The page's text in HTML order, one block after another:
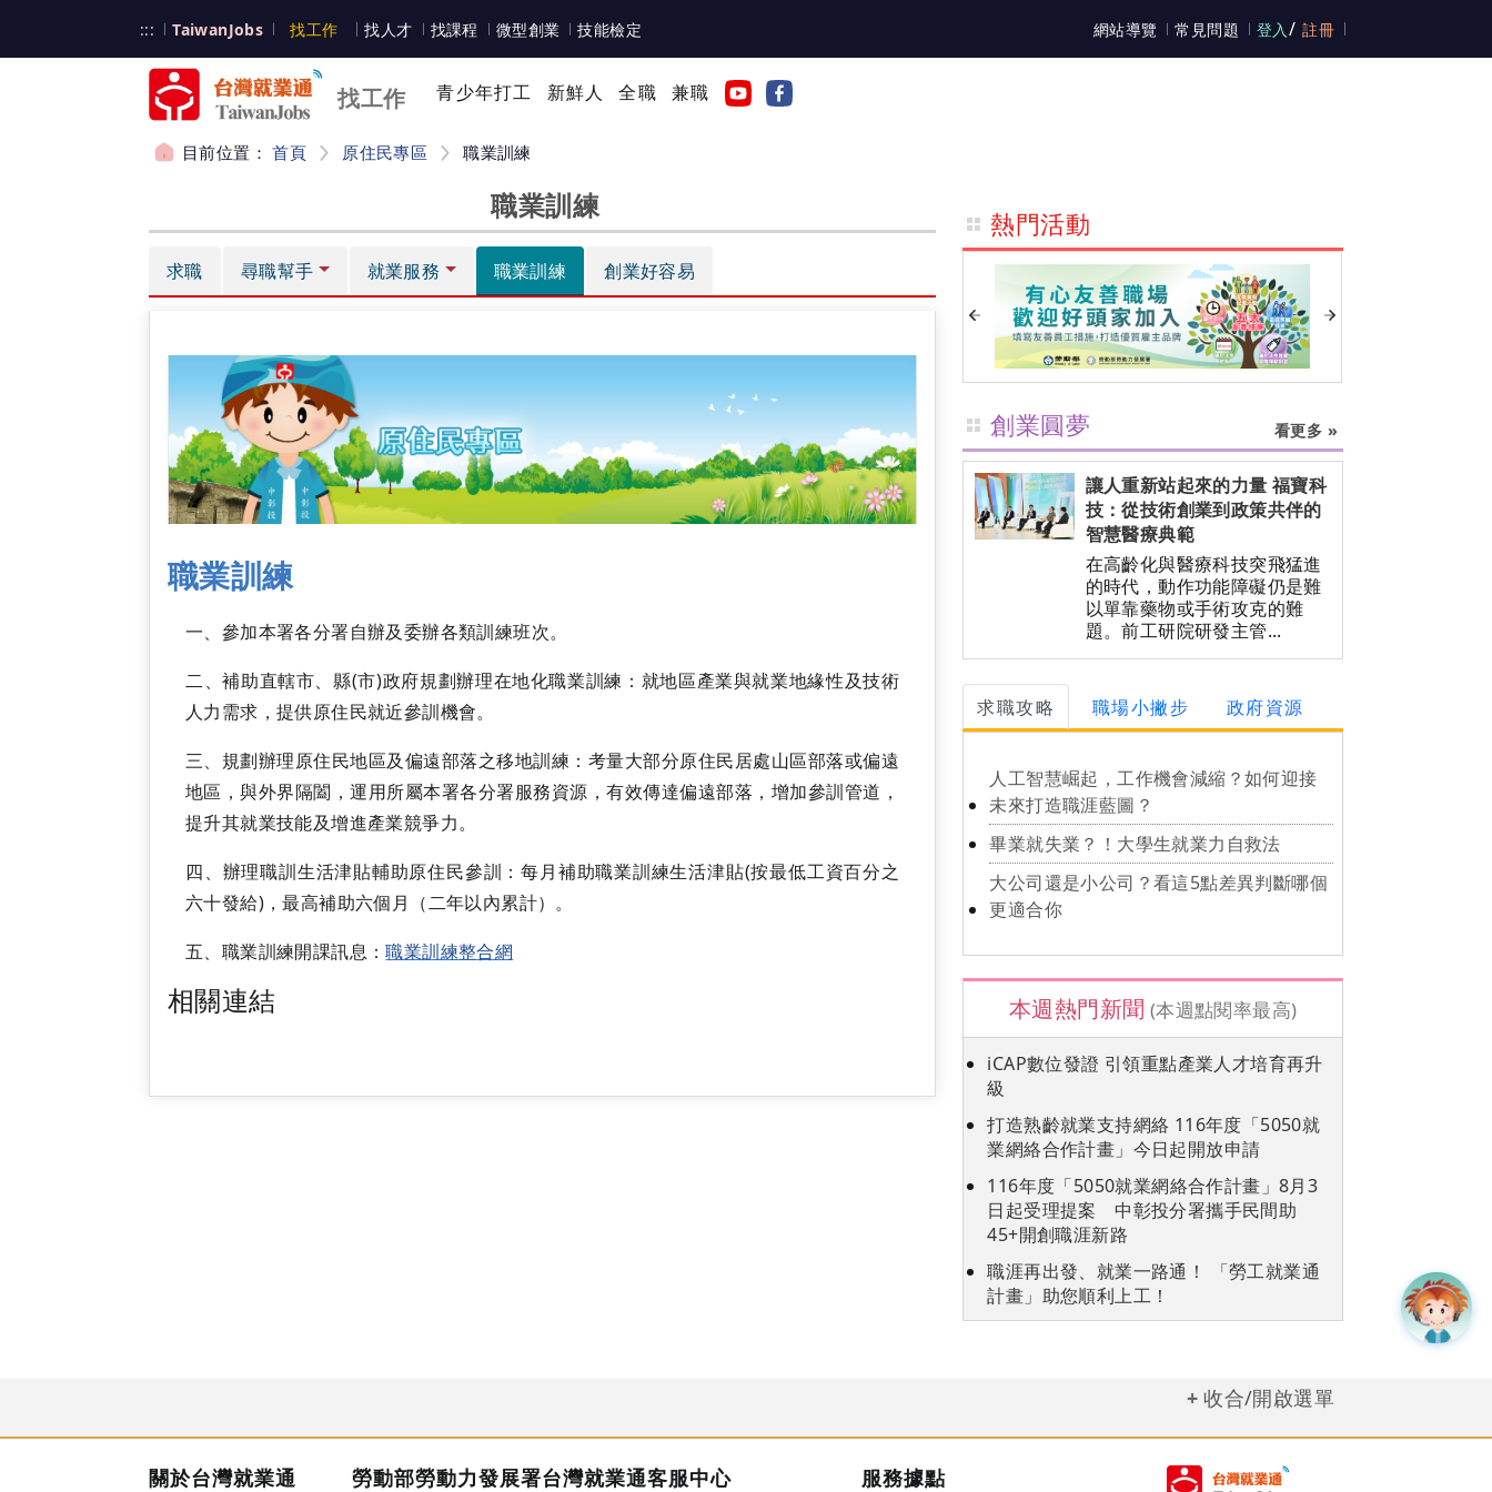
::: TaiwanJobs 台灣就業通
找工作 台灣就業通
找人才 找課程 微型創業 技能檢定 網站導覽 常見問題 登入 / 註冊
找工作 青少年打工 新鮮人 全職 兼職
目前位置：首頁 原住民專區 職業訓練
職業訓練
求職 尋職幫手 就業服務 職業訓練 創業好容易
職業訓練
一、參加本署各分署自辦及委辦各類訓練班次。
二、補助直轄市、縣(市)政府規劃辦理在地化職業訓練：就地區產業與就業地緣性及技術
人力需求，提供原住民就近參訓機會。
三、規劃辦理原住民地區及偏遠部落之移地訓練：考量大部分原住民居處山區部落或偏遠
地區，與外界隔闔，運用所屬本署各分署服務資源，有效傳達偏遠部落，增加參訓管道，
提升其就業技能及增進產業競爭力。
四、辦理職訓生活津貼輔助原住民參訓：每月補助職業訓練生活津貼(按最低工資百分之
六十發給)，最高補助六個月（二年以內累計）。
五、職業訓練開課訊息：職業訓練整合網
相關連結
熱門活動
創業圓夢 看更多 »
讓人重新站起來的力量 福寶科
技：從技術創業到政策共伴的
智慧醫療典範
在高齡化與醫療科技突飛猛進
的時代，動作功能障礙仍是難
以單靠藥物或手術攻克的難
題。前工研院研發主管...
求職攻略 職場小撇步 政府資源
人工智慧崛起，工作機會減縮？如何迎接
未來打造職涯藍圖？
畢業就失業？！大學生就業力自救法
大公司還是小公司？看這5點差異判斷哪個
更適合你
本週熱門新聞 (本週點閱率最高)
iCAP數位發證 引領重點產業人才培育再升
級
打造熟齡就業支持網絡 116年度「5050就
業網絡合作計畫」今日起開放申請
116年度「5050就業網絡合作計畫」8月3
日起受理提案 中彰投分署攜手民間助
45+開創職涯新路
職涯再出發、就業一路通！ 「勞工就業通
計畫」助您順利上工！
收合/開啟選單
關於台灣就業通 勞動部勞動力發展署台灣就業通客服中心 服務據點